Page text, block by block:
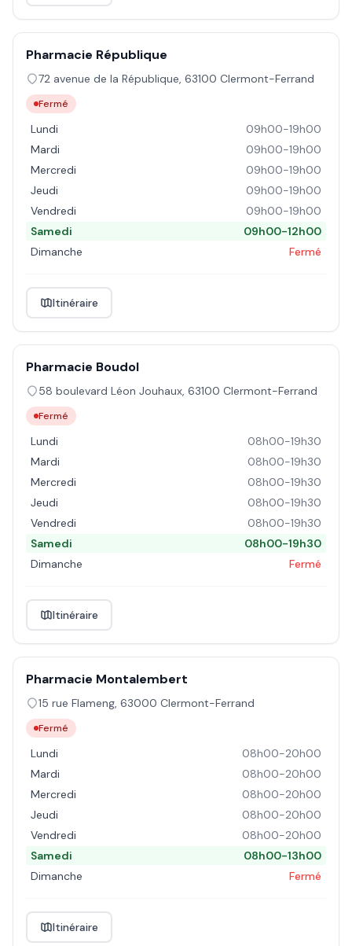
Pharmacie République
72 avenue de la République, 63100 Clermont-Ferrand
Fermé
Lundi
09h00-19h00
Mardi
09h00-19h00
Mercredi
09h00-19h00
Jeudi
09h00-19h00
Vendredi
09h00-19h00
Samedi
09h00-12h00
Dimanche
Fermé
Itinéraire
Pharmacie Boudol
58 boulevard Léon Jouhaux, 63100 Clermont-Ferrand
Fermé
Lundi
08h00-19h30
Mardi
08h00-19h30
Mercredi
08h00-19h30
Jeudi
08h00-19h30
Vendredi
08h00-19h30
Samedi
08h00-19h30
Dimanche
Fermé
Itinéraire
Pharmacie Montalembert
15 rue Flameng, 63000 Clermont-Ferrand
Fermé
Lundi
08h00-20h00
Mardi
08h00-20h00
Mercredi
08h00-20h00
Jeudi
08h00-20h00
Vendredi
08h00-20h00
Samedi
08h00-13h00
Dimanche
Fermé
Itinéraire